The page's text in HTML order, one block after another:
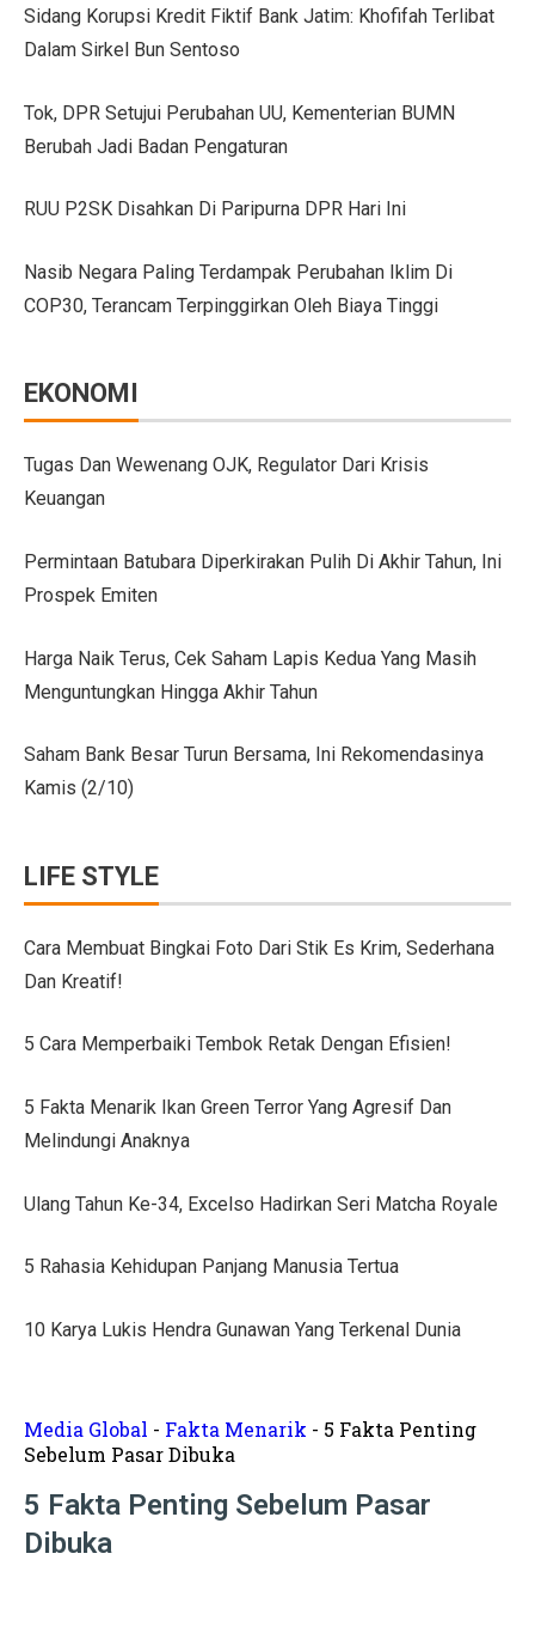
GIIAS Bandung 2025: Sinergi Pemerintah, Industri,
Trio Unggulan Suzuki di GIIAS Bandung 2025:
Daihatsu Rocky Diluncurkan di GIIAS: SUV Kompak
Hyundai Akan Rilis Mobil Listrik Baru Tahun Ini
28 Kendaraan Perusahaan di Aceh Tamiang Pakai
Pengalaman Pertama Mengemudi Jaecoo J8, SUV
Persaingan BMW dan Mercedes-Benz Hadapi Bebas
Citroen C3 Sport dan Jeep Gladiator Meluncur di
Uji Coba Mobil SUV JAECOO J8 SHS ARDIS di
Jeep Gladiator Sport Tampil di GIIAS Bandung 2025
GIIAS Bandung 2025: Konsistensi 54 Tahun Toyota
10 Model Batu Alam Dinding Minimalis Terbaru
Cara Membuat Bingkai Foto dari Stik Es Krim,
Tips Menata Hiasan Dinding untuk Ruang Tamu Estetis
Harga Kusen UPVC vs Aluminium, Ketahui
Tanda-Tanda Kanker Payudara yang Sering Diabaikan
Tren Rumah Scandinavian: Ciri Khas dan Aturan Desain
Anti Ribet, Gaya Hias Dinding Modern dari Stik Es
Idaman! 10 Desain Wajib untuk Rumah Sempit
Sidang Korupsi Kredit Fiktif Bank Jatim: Khofifah Terlibat
Dalam Sirkel Bun Sentoso
Tok, DPR Setujui Perubahan UU, Kementerian BUMN
Berubah Jadi Badan Pengaturan
RUU P2SK Disahkan Di Paripurna DPR Hari Ini
Nasib Negara Paling Terdampak Perubahan Iklim Di
COP30, Terancam Terpinggirkan Oleh Biaya Tinggi
EKONOMI
Tugas Dan Wewenang OJK, Regulator Dari Krisis
Keuangan
Permintaan Batubara Diperkirakan Pulih Di Akhir Tahun, Ini
Prospek Emiten
Harga Naik Terus, Cek Saham Lapis Kedua Yang Masih
Menguntungkan Hingga Akhir Tahun
Saham Bank Besar Turun Bersama, Ini Rekomendasinya
Kamis (2/10)
LIFE STYLE
Cara Membuat Bingkai Foto Dari Stik Es Krim, Sederhana
Dan Kreatif!
5 Cara Memperbaiki Tembok Retak Dengan Efisien!
5 Fakta Menarik Ikan Green Terror Yang Agresif Dan
Melindungi Anaknya
Ulang Tahun Ke-34, Excelso Hadirkan Seri Matcha Royale
5 Rahasia Kehidupan Panjang Manusia Tertua
10 Karya Lukis Hendra Gunawan Yang Terkenal Dunia
Media Global - Fakta Menarik - 5 Fakta Penting
Sebelum Pasar Dibuka
5 Fakta Penting Sebelum Pasar
Dibuka